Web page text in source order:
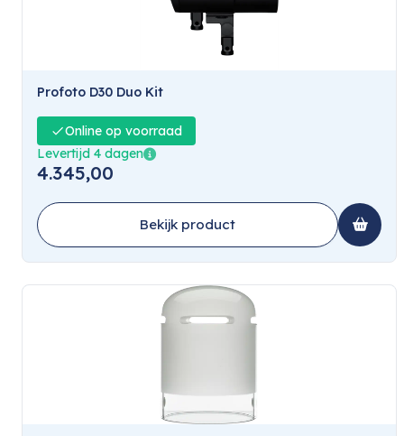
Profoto D30 Duo Kit
Online op voorraad
Levertijd 4 dagen
4.345,00
Bekijk product